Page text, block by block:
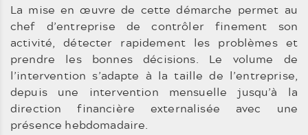
La mise en œuvre de cette démarche permet au
chef d’entreprise de contrôler finement son
activité, détecter rapidement les problèmes et
prendre les bonnes décisions. Le volume de
l’intervention s’adapte à la taille de l’entreprise,
depuis une intervention mensuelle jusqu’à la
direction financière externalisée avec une
présence hebdomadaire.